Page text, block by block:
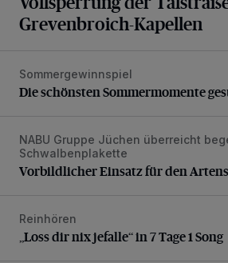
Grevenbroich-Kapellen
Die schönsten Sommermomente
Sommergewinnspiel
Die schönsten Sommermomente
Vorbildlicher Einsatz für den
NABU Gruppe Jüchen überreicht
Schwalbenplakette
Vorbildlicher Einsatz für den
„Loss dir nix jefalle“ in 7 Tage 1 Song
Reinhören
„Loss dir nix jefalle“ in 7 Tage 1 Song